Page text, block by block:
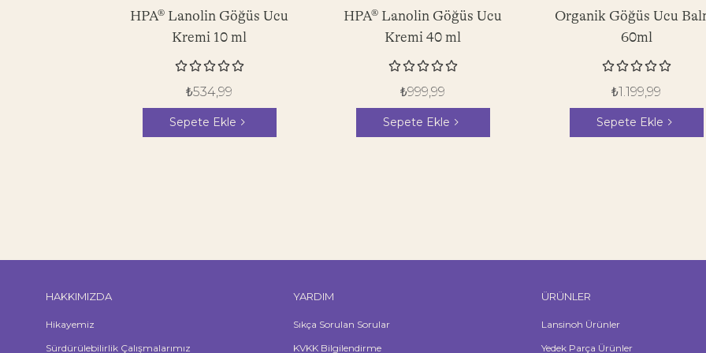
HPA® Lanolin Göğüs Ucu
Kremi 10 ml

₺534,99
Sepete Ekle
HPA® Lanolin Göğüs Ucu
Kremi 40 ml

₺999,99
Sepete Ekle
Organik Göğüs Ucu
60ml

₺1.199,99
Sepete Ekle
HAKKIMIZDA
Hikayemiz
Sürdürülebilirlik Çalışmalarımız
YARDIM
Sıkça Sorulan Sorular
KVKK Bilgilendirme
ÜRÜNLER
Lansinoh Ürünler
Yedek Parça Ürünler